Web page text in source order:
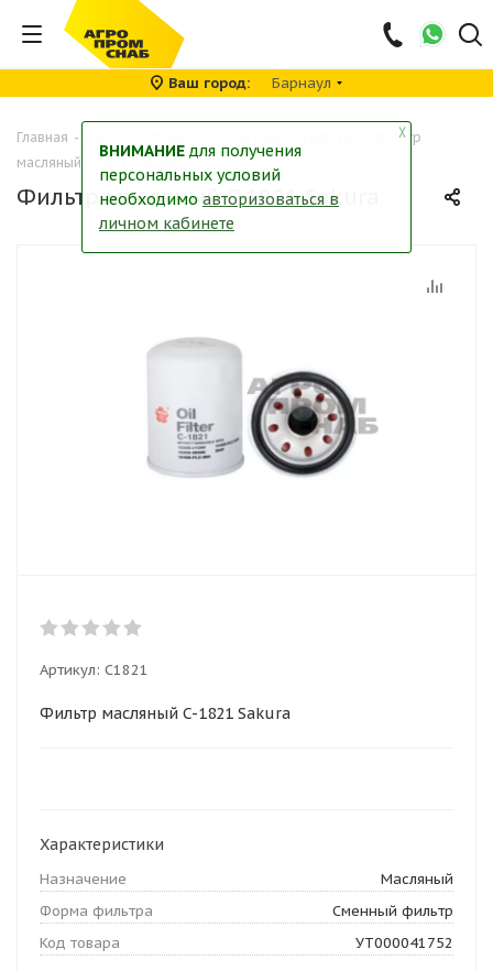
Ваш город Барнаул
Главная -
Фильтр
масляный C-1821 Sakura
Фильтр масляный C-1821 Sakura
Артикул: C1821
Фильтр масляный C-1821 Sakura
Характеристики
Назначение
Масляный
Форма фильтра
Сменный фильтр
Код товара
УТ000041752
╳
ВНИМАНИЕ для получения
персональных условий
необходимо авторизоваться в
личном кабинете